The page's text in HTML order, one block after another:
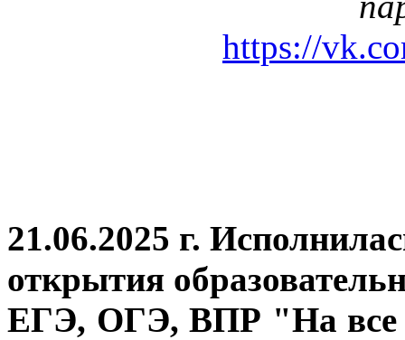
https://
21.06.2025 г.
открытия
ЕГЭ, ОГЭ, ВПР "На все